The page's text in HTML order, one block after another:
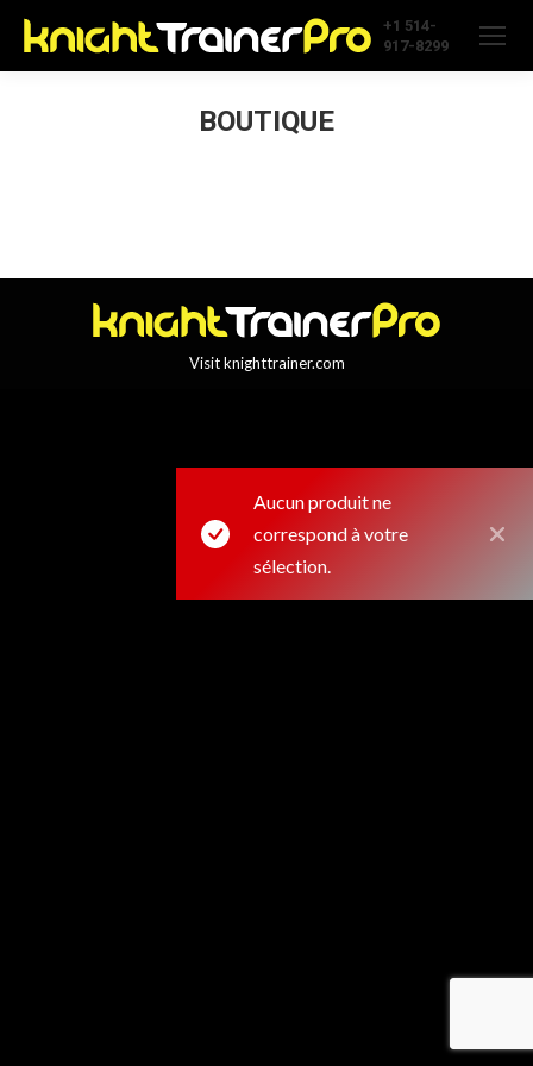
+1 514-
917-8299
BOUTIQUE
Aucun produit ne
correspond à votre
sélection.
Visit knighttrainer.com